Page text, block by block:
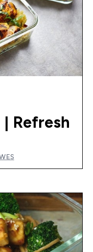
Refresh